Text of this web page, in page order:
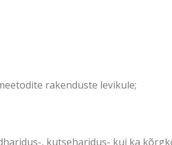
rakenduste levikule;
, kutseharidus- kui ka